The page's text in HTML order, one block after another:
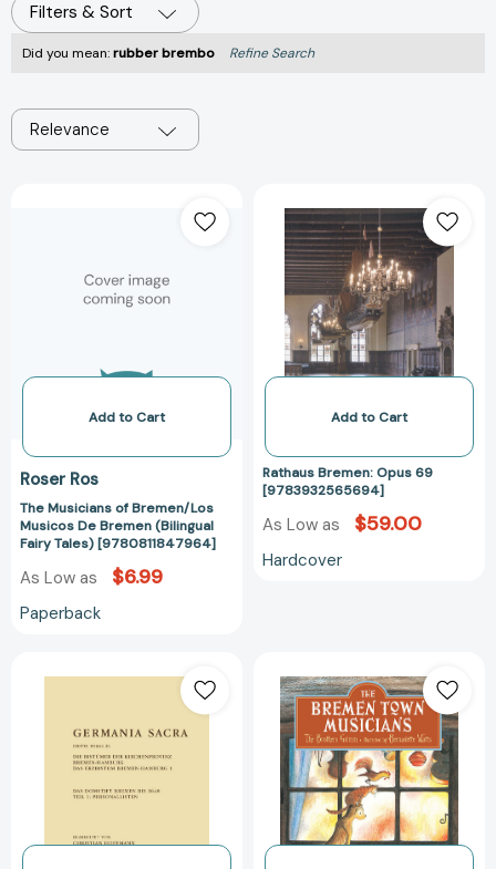
Filters & Sort
Did you mean:rubber brembo Refine Search
Relevance
Musicians
Bremen/Los
Musicos
(Bilingual
Tales)
[9780811847964]
Add to Cart
Roser Ros
The Musicians of Bremen/Los
Musicos De Bremen (Bilingual
Fairy Tales) [9780811847964]
As Low as $6.99
Paperback
Bremen:
Opus
69
Add to Cart
Rathaus Bremen: Opus 69
[9783932565694]
As Low as $59.00
Hardcover
Bistümer
Kirchenprovinz
Bremen-
Hamburg.
Town
Musicians